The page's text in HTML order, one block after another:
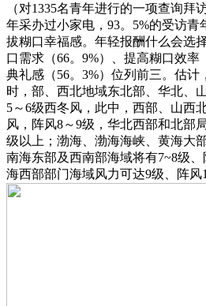
（对1335名青年进行的一项查询拜
年采办过小家电，93。5%的受访青
拔糊口幸福感。年轻报酬什么会选
口需求（66。9%）、提高糊口效率
典礼感（56。3%）位列前三。估计
时，部、西北地域东北部、华北、
5～6级西冬风，此中，西部、山西
风，阵风8～9级，华北西部和北部
级以上；渤海、渤海海峡、黄海大
南海东部及西南部海域将有7~8级
海西部部门海域风力可达9级、阵风